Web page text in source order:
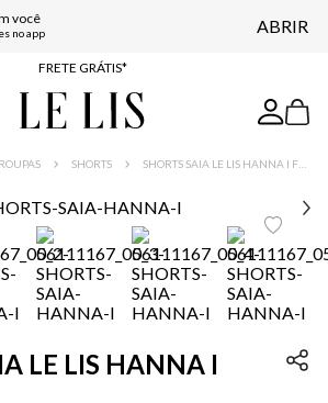
você
no app ABRIR
ENTREGA EXPRESSA*
FRETE GRÁTIS*
BAIXE O APP
ROUPAS SHORTS
LE LIS HANNA I